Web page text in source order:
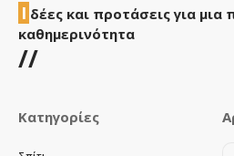
Ι δέες και προτάσεις για μια
καθημερινότητα
//
Κατηγορίες